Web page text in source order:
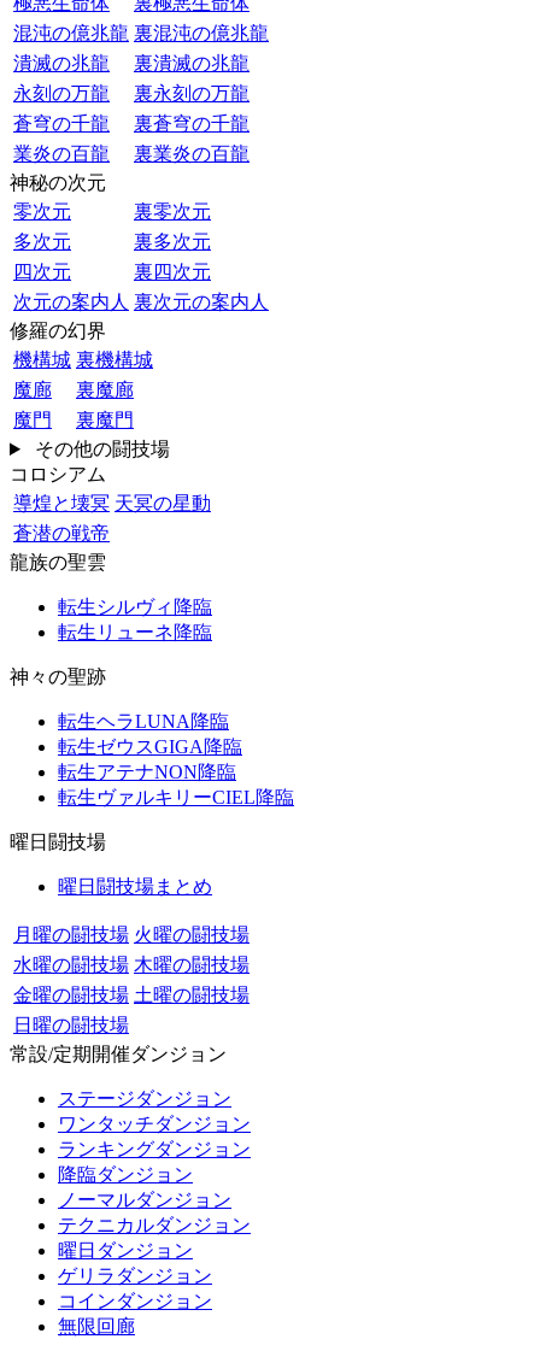
混沌の億兆龍 裏混沌の億兆龍
潰滅の兆龍
裏潰滅の兆龍
永刻の万龍
裏永刻の万龍
蒼穹の千龍
裏蒼穹の千龍
業炎の百龍
裏業炎の百龍
神秘の次元
零次元
裏零次元
多次元
裏多次元
四次元
裏四次元
次元の案内人 裏次元の案内人
修羅の幻界
機構城 裏機構城
魔廊
裏魔廊
魔門
裏魔門
その他の闘技場
コロシアム
導煌と壊冥 天冥の星動
蒼潜の戦帝
龍族の聖雲
転生シルヴィ降臨
転生リューネ降臨
神々の聖跡
転生ヘラLUNA降臨
転生ゼウスGIGA降臨
転生アテナNON降臨
転生ヴァルキリーCIEL降臨
曜日闘技場
曜日闘技場まとめ
月曜の闘技場 火曜の闘技場
水曜の闘技場 木曜の闘技場
金曜の闘技場 土曜の闘技場
日曜の闘技場
常設/定期開催ダンジョン
ステージダンジョン
ワンタッチダンジョン
ランキングダンジョン
降臨ダンジョン
ノーマルダンジョン
テクニカルダンジョン
曜日ダンジョン
ゲリラダンジョン
コインダンジョン
無限回廊